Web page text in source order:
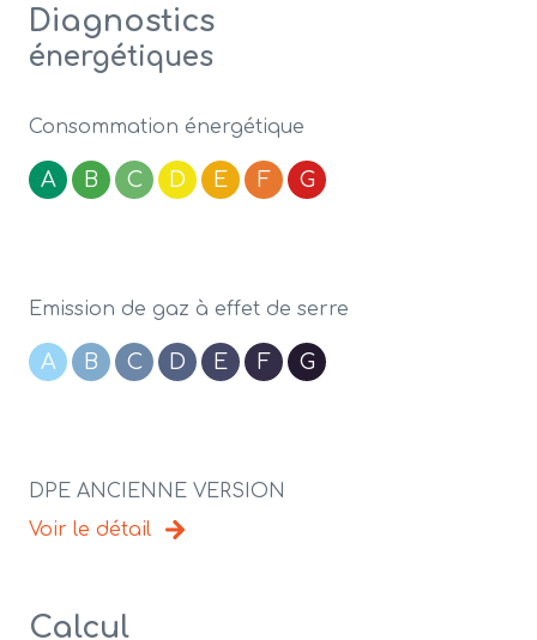
Diagnostics
énergétiques
Consommation énergétique
A B C D E F G
Emission de gaz à effet de serre
A B C D E F G
DPE ANCIENNE VERSION
Voir le détail
Calcul